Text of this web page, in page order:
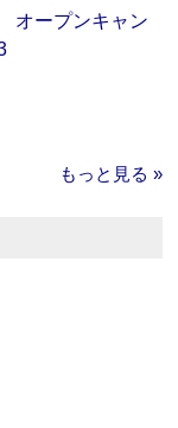
オープンキャン
もっと見る »